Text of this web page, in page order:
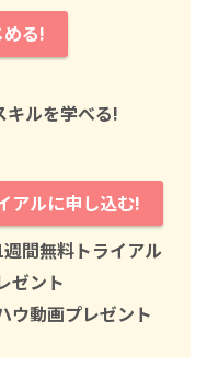
る!
キルを学べる!
アルに申し込む!
間無料トライアル
ゼント
ウ動画プレゼント